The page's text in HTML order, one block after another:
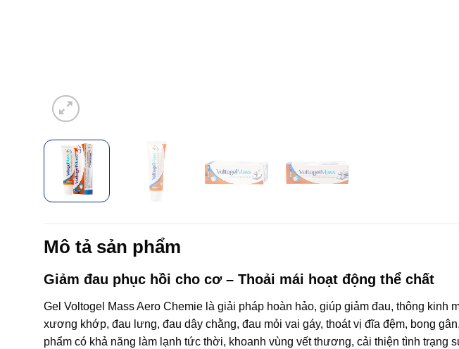
Mô tả sản phẩm
Giảm đau phục hồi cho cơ – Thoải mái hoạt động thể chất
Gel Voltogel Mass Aero Chemie là giải pháp hoàn hảo, giúp giảm đau, thông
xương khớp, đau lưng, đau dây chằng, đau mỏi vai gáy, thoát vị đĩa đệm, bong
phẩm có khả năng làm lạnh tức thời, khoanh vùng vết thương, cải thiện tình trạng